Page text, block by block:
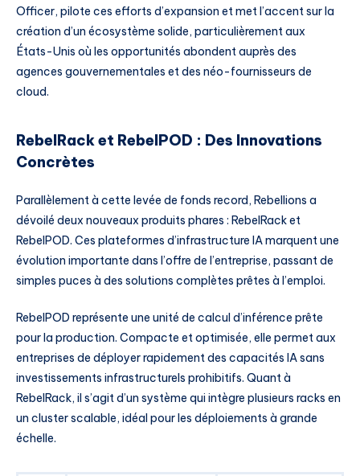
Officer, pilote ces efforts d’expansion et met l’accent sur la
création d’un écosystème solide, particulièrement aux
États-Unis où les opportunités abondent auprès des
agences gouvernementales et des néo-fournisseurs de
cloud.
RebelRack et RebelPOD : Des Innovations
Concrètes
Parallèlement à cette levée de fonds record, Rebellions a
dévoilé deux nouveaux produits phares : RebelRack et
RebelPOD. Ces plateformes d’infrastructure IA marquent une
évolution importante dans l’offre de l’entreprise, passant de
simples puces à des solutions complètes prêtes à l’emploi.
RebelPOD représente une unité de calcul d’inférence prête
pour la production. Compacte et optimisée, elle permet aux
entreprises de déployer rapidement des capacités IA sans
investissements infrastructurels prohibitifs. Quant à
RebelRack, il s’agit d’un système qui intègre plusieurs racks en
un cluster scalable, idéal pour les déploiements à grande
échelle.